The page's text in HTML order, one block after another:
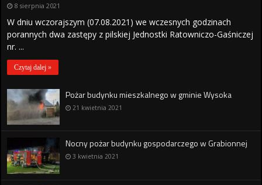
8 sierpnia 2021
W dniu wczorajszym (07.08.2021) we wczesnych godzinach
porannych dwa zastępy z pilskiej Jednostki Ratowniczo-Gaśniczej
nr. ...
Czytaj dalej »
Pożar budynku mieszkalnego w gminie Wysoka
21 kwietnia 2021
Nocny pożar budynku gospodarczego w Grabionnej
3 kwietnia 2021